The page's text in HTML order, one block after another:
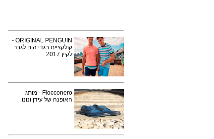
ORIGINAL PENGUIN -
קולקציית בגדי הים לגבר
לקיץ 2017
Fiocconero - מותג
האופנה של עידן ונונו